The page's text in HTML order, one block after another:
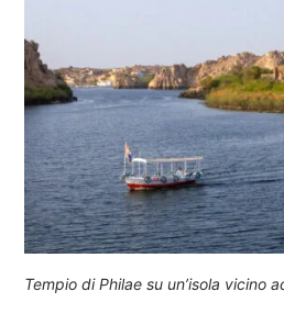
Tempio di Philae su un’isola vicino